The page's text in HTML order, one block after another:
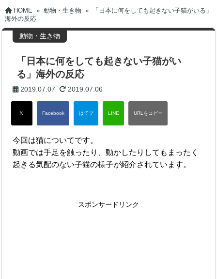
HOME » 動物・生き物 »
「日本に何をしても起きない子猫がいる」
海外の反応
動物・生き物
「日本に何をしても起きない子猫がい
る」海外の反応
2019.07.07 2019.07.06
今回は猫についてです。
動画では手足を触ったり、動かしたりしてもまったく
起きる気配のない子猫の様子が紹介されています。
スポンサードリンク